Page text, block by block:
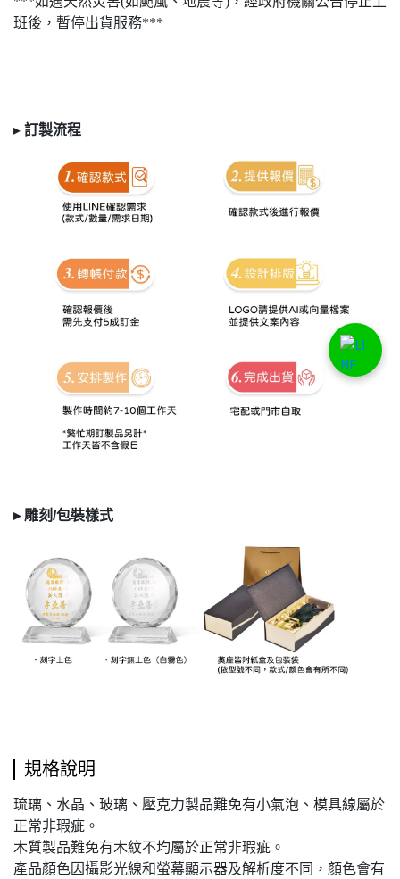
班後，暫停出貨服務***
▸ 訂製流程
▸ 雕刻/包裝樣式
規格說明
琉璃、水晶、玻璃、壓克力製品難免有小氣泡、模具線屬於
正常非瑕疵。
木質製品難免有木紋不均屬於正常非瑕疵。
產品顏色因攝影光線和螢幕顯示器及解析度不同，顏色會有